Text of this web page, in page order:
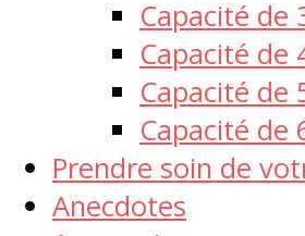
Capacité de
Capacité de
Capacité de
Capacité de
Prendre soin de
Anecdotes